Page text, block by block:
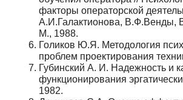
факторы операторской
А.И.Галактионова, В.Ф.Венды,
М., 1988.
Голиков Ю.Я. Методология
проблем проектирования
Губинский А. И. Надежность и
функционирования
1982.